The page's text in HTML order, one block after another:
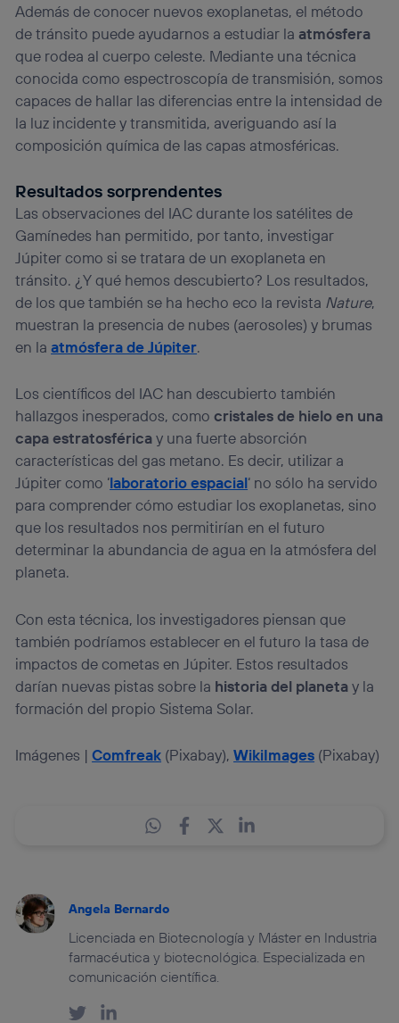
Además de conocer nuevos exoplanetas, el método
de tránsito puede ayudarnos a estudiar la atmósfera
que rodea al cuerpo celeste. Mediante una técnica
conocida como espectroscopía de transmisión, somos
capaces de hallar las diferencias entre la intensidad de
la luz incidente y transmitida, averiguando así la
composición química de las capas atmosféricas.
Resultados sorprendentes
Las observaciones del IAC durante los satélites de
Gamínedes han permitido, por tanto, investigar
Júpiter como si se tratara de un exoplaneta en
tránsito. ¿Y qué hemos descubierto? Los resultados,
de los que también se ha hecho eco la revista Nature,
muestran la presencia de nubes (aerosoles) y brumas
en laatmósfera de Júpiter.
Los científicos del IAC han descubierto también
hallazgos inesperados, comocristales de hielo en una
capa estratosféricay una fuerte absorción
características del gas metano. Es decir, utilizar a
Júpiter como ‘laboratorio espacial‘ no sólo ha servido
para comprender cómo estudiar los exoplanetas, sino
que los resultados nos permitirían en el futuro
determinar la abundancia de agua en la atmósfera del
planeta.
Con esta técnica, los investigadores piensan que
también podríamos establecer en el futuro la tasa de
impactos de cometas en Júpiter. Estos resultados
darían nuevas pistas sobre la historia del planetay la
formación del propio Sistema Solar.
Imágenes |Comfreak (Pixabay),WikiImages (Pixabay)
Angela Bernardo
Licenciada en Biotecnología y Máster en Industria
farmacéutica y biotecnológica. Especializada en
comunicación científica.